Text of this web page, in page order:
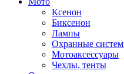
Ксенон
Биксенон
Лампы
Охранные
Мотоаксессуары
Чехлы, тенты